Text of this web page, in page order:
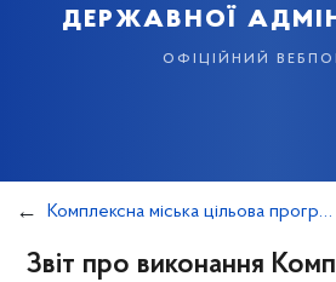
державної
офіційний
Комплексна міська цільова програма "Столична культура"
Звіт про виконання